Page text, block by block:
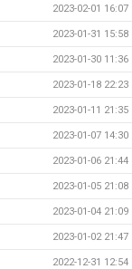
2023-02-01 16:07
2023-01-31 15:58
2023-01-30 11:36
2023-01-18 22:23
2023-01-11 21:35
2023-01-07 14:30
2023-01-06 21:44
2023-01-05 21:08
2023-01-04 21:09
2023-01-02 21:47
2022-12-31 12:54